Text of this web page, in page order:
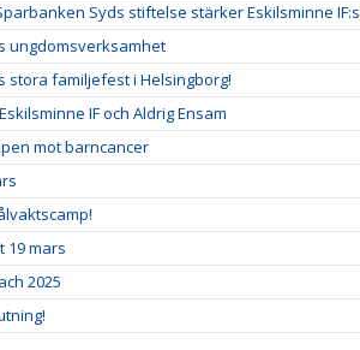
Syds stiftelse stärker Eskilsminne
ungdomsverksamhet
stora familjefest i Helsingborg!
IF och Aldrig Ensam
mot barncancer
19 mars
2025